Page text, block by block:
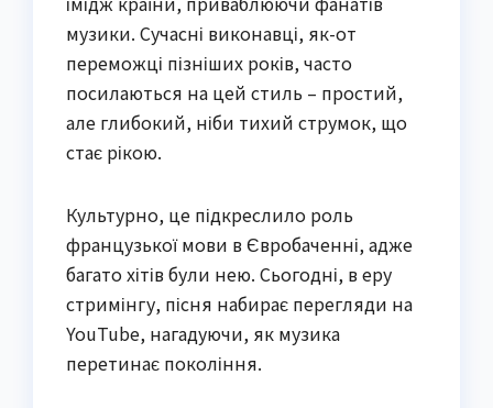
музики. Сучасні виконавці, як-от
переможці пізніших років, часто
посилаються на цей стиль – простий,
але глибокий, ніби тихий струмок, що
стає рікою.
Культурно, це підкреслило роль
французької мови в Євробаченні, адже
багато хітів були нею. Сьогодні, в еру
стримінгу, пісня набирає перегляди на
YouTube, нагадуючи, як музика
перетинає покоління.